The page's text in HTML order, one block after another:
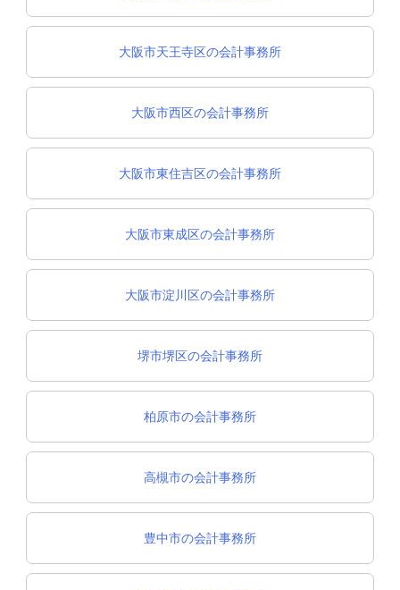
大阪市天王寺区の会計事務所
大阪市西区の会計事務所
大阪市東住吉区の会計事務所
大阪市東成区の会計事務所
大阪市淀川区の会計事務所
堺市堺区の会計事務所
柏原市の会計事務所
高槻市の会計事務所
豊中市の会計事務所